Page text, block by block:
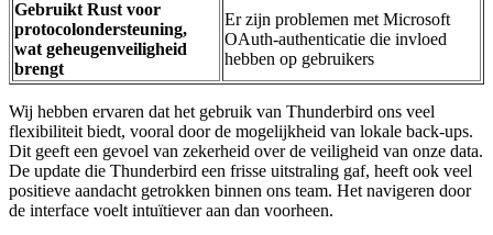
Gebruikt Rust voor
protocolondersteuning,
wat geheugenveiligheid
brengt
Er zijn problemen met Microsoft
OAuth-authenticatie die invloed
hebben op gebruikers
Wij hebben ervaren dat het gebruik van Thunderbird ons veel
flexibiliteit biedt, vooral door de mogelijkheid van lokale back-ups.
Dit geeft een gevoel van zekerheid over de veiligheid van onze data.
De update die Thunderbird een frisse uitstraling gaf, heeft ook veel
positieve aandacht getrokken binnen ons team. Het navigeren door
de interface voelt intuïtiever aan dan voorheen.